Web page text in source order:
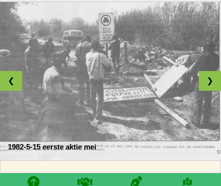
1982-5-15 eerste aktie mei
❮ ❯